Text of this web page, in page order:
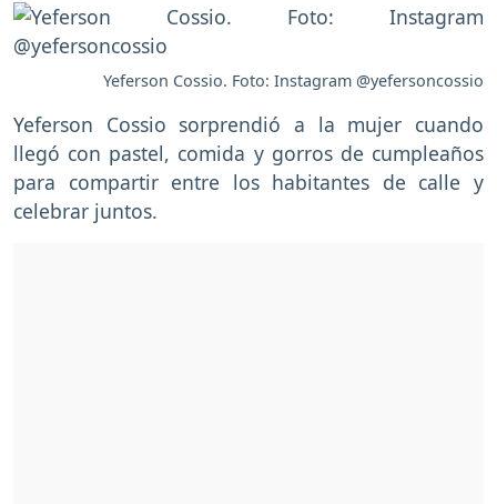
Yeferson Cossio. Foto: Instagram @yefersoncossio
Yeferson Cossio sorprendió a la mujer cuando
llegó con pastel, comida y gorros de cumpleaños
para compartir entre los habitantes de calle y
celebrar juntos.